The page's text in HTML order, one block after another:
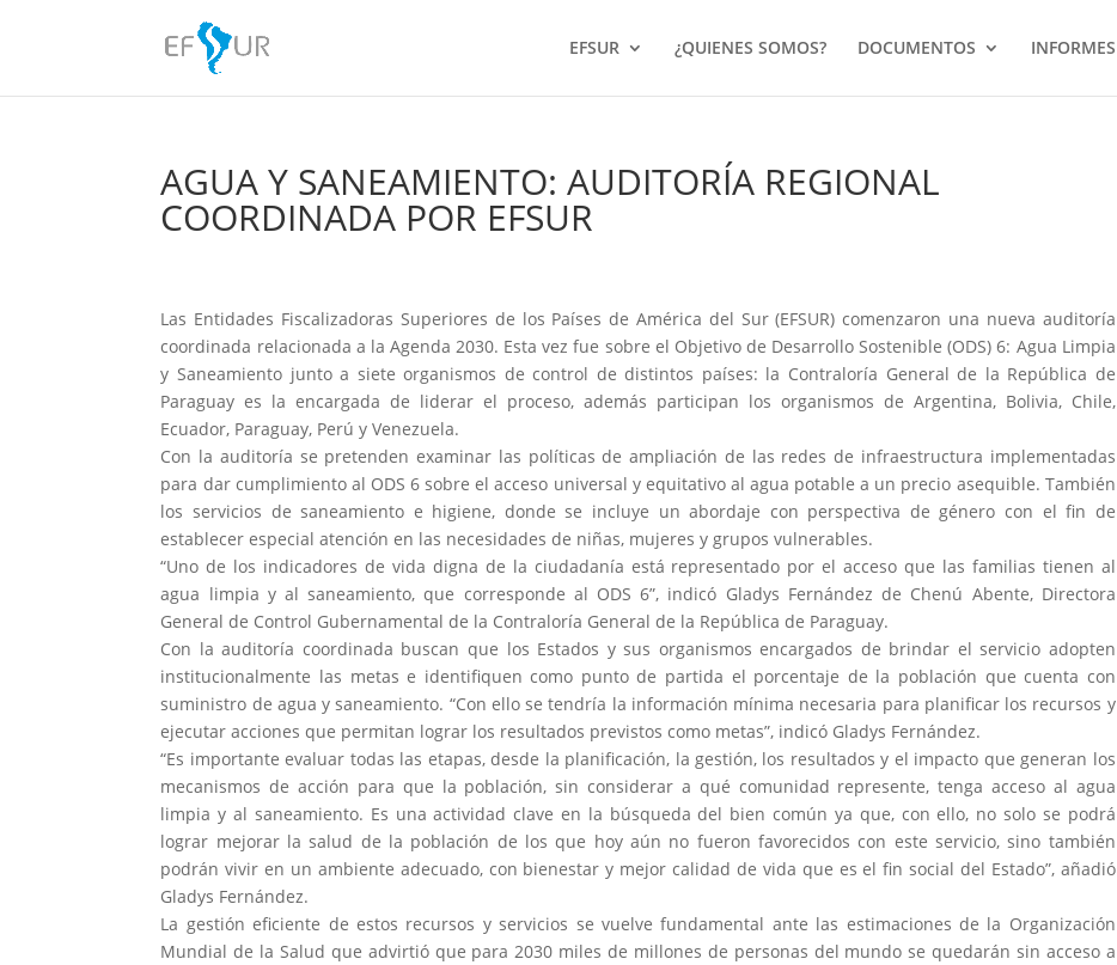
EFSUR ¿QUIENES SOMOS? DOCUMENTOS INFORMES
AGUA Y SANEAMIENTO: AUDITORÍA REGIONAL
COORDINADA POR EFSUR
Las Entidades Fiscalizadoras Superiores de los Países de América del Sur (EFSUR) comenzaron una nueva auditoría
coordinada relacionada a la Agenda 2030. Esta vez fue sobre el Objetivo de Desarrollo Sostenible (ODS) 6: Agua Limpia
y Saneamiento junto a siete organismos de control de distintos países: la Contraloría General de la República de
Paraguay es la encargada de liderar el proceso, además participan los organismos de Argentina, Bolivia, Chile,
Ecuador, Paraguay, Perú y Venezuela.
Con la auditoría se pretenden examinar las políticas de ampliación de las redes de infraestructura implementadas
para dar cumplimiento al ODS 6 sobre el acceso universal y equitativo al agua potable a un precio asequible. También
los servicios de saneamiento e higiene, donde se incluye un abordaje con perspectiva de género con el fin de
establecer especial atención en las necesidades de niñas, mujeres y grupos vulnerables.
“Uno de los indicadores de vida digna de la ciudadanía está representado por el acceso que las familias tienen al
agua limpia y al saneamiento, que corresponde al ODS 6”, indicó Gladys Fernández de Chenú Abente, Directora
General de Control Gubernamental de la Contraloría General de la República de Paraguay.
Con la auditoría coordinada buscan que los Estados y sus organismos encargados de brindar el servicio adopten
institucionalmente las metas e identifiquen como punto de partida el porcentaje de la población que cuenta con
suministro de agua y saneamiento. “Con ello se tendría la información mínima necesaria para planificar los recursos y
ejecutar acciones que permitan lograr los resultados previstos como metas”, indicó Gladys Fernández.
“Es importante evaluar todas las etapas, desde la planificación, la gestión, los resultados y el impacto que generan los
mecanismos de acción para que la población, sin considerar a qué comunidad represente, tenga acceso al agua
limpia y al saneamiento. Es una actividad clave en la búsqueda del bien común ya que, con ello, no solo se podrá
lograr mejorar la salud de la población de los que hoy aún no fueron favorecidos con este servicio, sino también
podrán vivir en un ambiente adecuado, con bienestar y mejor calidad de vida que es el fin social del Estado”, añadió
Gladys Fernández.
La gestión eficiente de estos recursos y servicios se vuelve fundamental ante las estimaciones de la Organización
Mundial de la Salud que advirtió que para 2030 miles de millones de personas del mundo se quedarán sin acceso a